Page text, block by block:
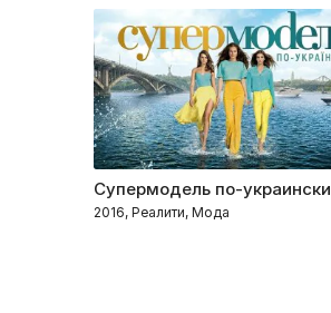
Супермодель по-украински
2016, Реалити, Мода